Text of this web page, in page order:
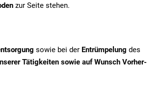
zur Seite stehen.
sowie bei der Entrümpelung des
Tätigkeiten sowie auf Wunsch Vorher-